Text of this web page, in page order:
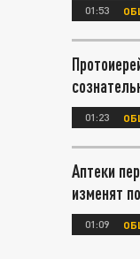
01:53
01:23
Аптеки
изменят
01:09